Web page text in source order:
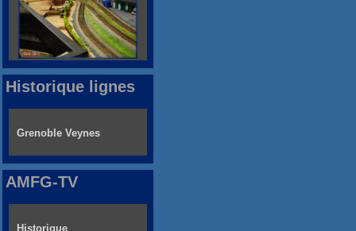
Historique lignes
Grenoble Veynes
AMFG-TV
Historique